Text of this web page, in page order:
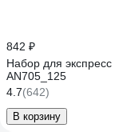
842 ₽
Набор для
AN705_125
4.7(642)
В корзину